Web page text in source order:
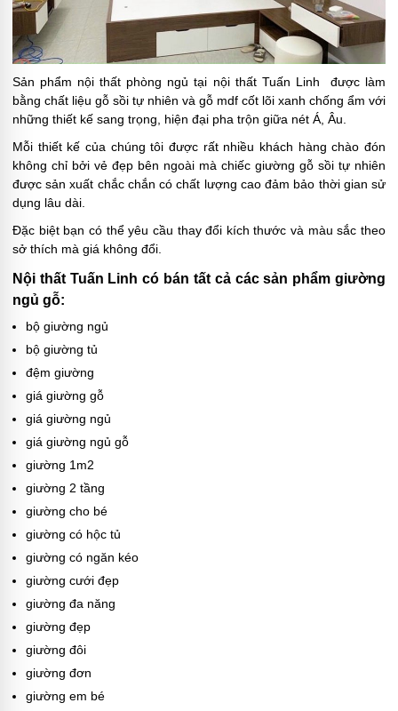
Sản phẩm nội thất phòng ngủ tại nội thất Tuấn Linh được làm
bằng chất liệu gỗ sồi tự nhiên và gỗ mdf cốt lõi xanh chống ẩm với
những thiết kế sang trọng, hiện đại pha trộn giữa nét Á, Âu.
Mỗi thiết kế của chúng tôi được rất nhiều khách hàng chào đón
không chỉ bởi vẻ đẹp bên ngoài mà chiếc giường gỗ sồi tự nhiên
được sản xuất chắc chắn có chất lượng cao đảm bảo thời gian sử
dụng lâu dài.
Đặc biệt bạn có thể yêu cầu thay đổi kích thước và màu sắc theo
sở thích mà giá không đổi.
Nội thất Tuấn Linh có bán tất cả các sản phẩm giường
ngủ gỗ:
bộ giường ngủ
bộ giường tủ
đệm giường
giá giường gỗ
giá giường ngủ
giá giường ngủ gỗ
giường 1m2
giường 2 tầng
giường cho bé
giường có hộc tủ
giường có ngăn kéo
giường cưới đẹp
giường đa năng
giường đẹp
giường đôi
giường đơn
giường em bé